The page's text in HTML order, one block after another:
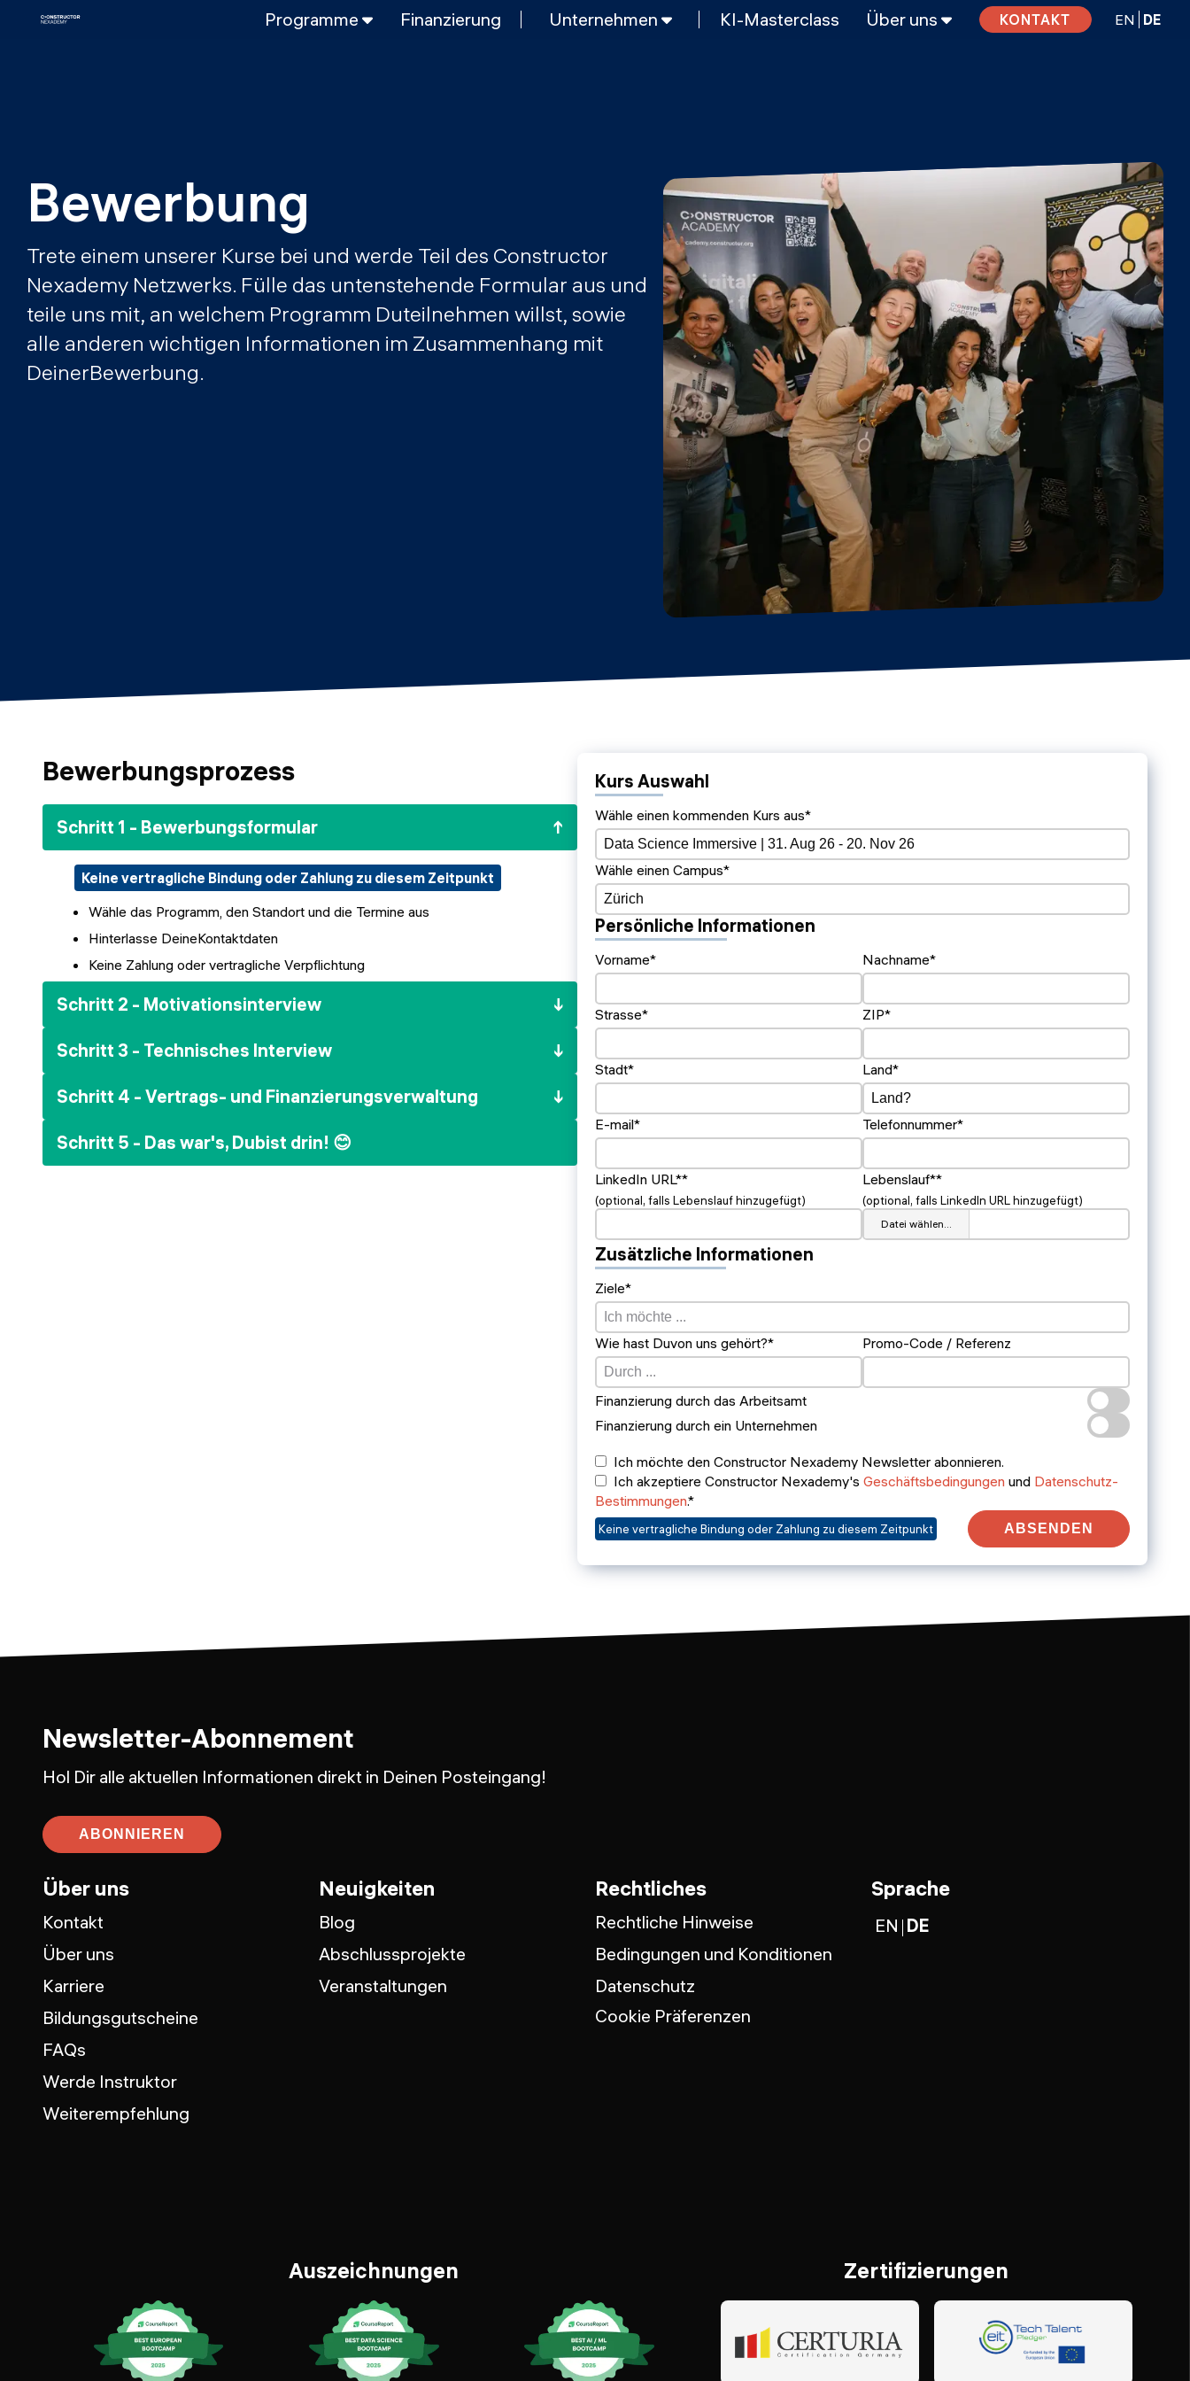
Programme
DevOps
DevOps zu LLMOps
LLMOps
Data Science Einführungskurs
Web-Entwicklung Einführungskurs
Python Einführungskurs
Python & Ops Einführungskurs
Finanzierung Unternehmen KI-Masterclass Über uns KONTAKT EN DE
Bewerbung
Trete einem unserer Kurse bei und werde Teil des Constructor
Nexademy Netzwerks. Fülle das untenstehende Formular aus und
teile uns mit, an welchem Programm Duteilnehmen willst, sowie
alle anderen wichtigen Informationen im Zusammenhang mit
DeinerBewerbung.
Bewerbungsprozess
Schritt 1 - Bewerbungsformular
Keine vertragliche Bindung oder Zahlung zu diesem Zeitpunkt
Wähle das Programm, den Standort und die Termine aus
Hinterlasse DeineKontaktdaten
Keine Zahlung oder vertragliche Verpflichtung
Schritt 2 - Motivationsinterview
Schritt 3 - Technisches Interview
Schritt 4 - Vertrags- und Finanzierungsverwaltung
Schritt 5 - Das war's, Dubist drin! 😊
Kurs Auswahl
Wähle einen kommenden Kurs aus*
Wähle einen Campus*
Persönliche Informationen
Vorname* Nachname*
Strasse* ZIP*
Stadt* Land*
E-mail* Telefonnummer*
LinkedIn URL**
(optional, falls Lebenslauf hinzugefügt)
Lebenslauf**
(optional, falls LinkedIn URL hinzugefügt)
Datei wählen…
Zusätzliche Informationen
Ziele*
Wie hast Duvon uns gehört?* Promo-Code / Referenz
Finanzierung durch das Arbeitsamt
Finanzierung durch ein Unternehmen
Ich möchte den Constructor Nexademy Newsletter abonnieren.
Ich akzeptiere Constructor Nexademy's Geschäftsbedingungen und Datenschutz-
Bestimmungen.*
Keine vertragliche Bindung oder Zahlung zu diesem Zeitpunkt ABSENDEN
Newsletter-Abonnement
Hol Dir alle aktuellen Informationen direkt in Deinen Posteingang!
ABONNIEREN
Über uns
Kontakt
Über uns
Karriere
Bildungsgutscheine
FAQs
Werde Instruktor
Weiterempfehlung
Neuigkeiten
Blog
Abschlussprojekte
Veranstaltungen
Rechtliches
Rechtliche Hinweise
Bedingungen und Konditionen
Datenschutz
Cookie Präferenzen
Sprache
EN DE
Auszeichnungen Zertifizierungen